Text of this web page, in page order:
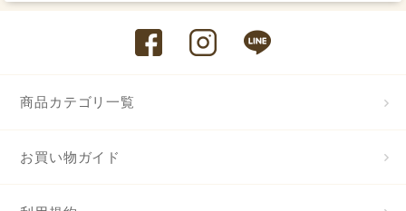
商品カテゴリ一覧
お買い物ガイド